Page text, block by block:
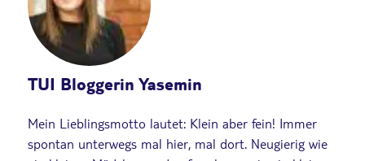
TUI Bloggerin Yasemin
Mein Lieblingsmotto lautet: Klein aber fein! Immer
spontan unterwegs mal hier, mal dort. Neugierig wie